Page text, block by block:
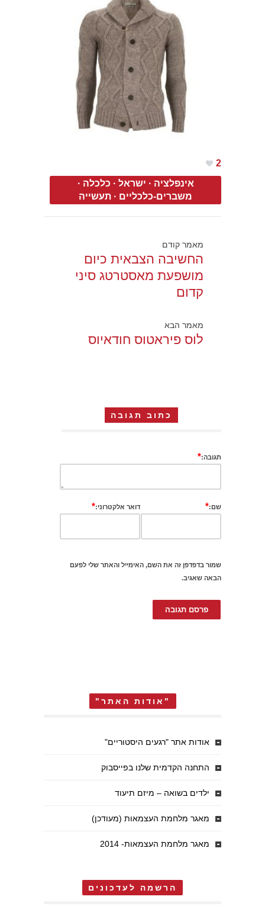
2
אינפלציה · ישראל · כלכלה ·
משברים-כלכליים · תעשייה
מאמר קודם
החשיבה הצבאית כיום
מושפעת מאסטרטג סיני
קדום
מאמר הבא
לוס פיראטוס חודאיוס
כתוב תגובה
תגובה:*
שם:* דואר אלקטרוני:*
שמור בדפדפן זה את השם, האימייל והאתר שלי לפעם
הבאה שאגיב.
"אודות האתר"
אודות אתר "רגעים היסטוריים"
התחנה הקדמית שלנו בפייסבוק
ילדים בשואה – מיזם תיעוד
מאגר מלחמת העצמאות (מעודכן)
מאגר מלחמת העצמאות- 2014
הרשמה לעדכונים